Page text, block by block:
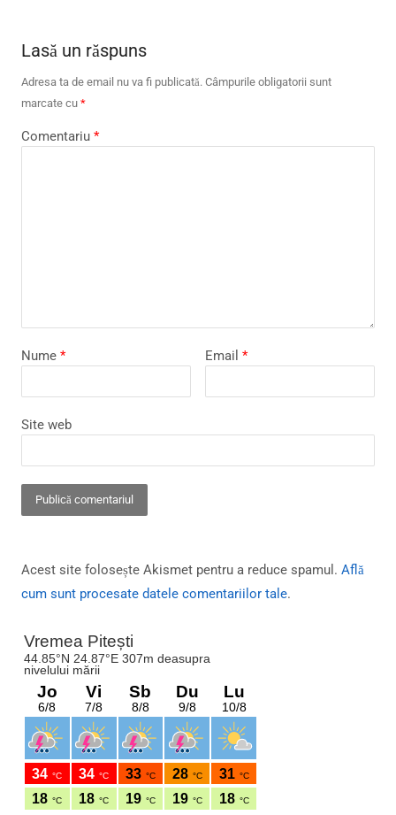
Lasă un răspuns
Adresa ta de email nu va fi publicată. Câmpurile obligatorii sunt
marcate cu *
Comentariu *
Nume * Email *
Site web
Acest site folosește Akismet pentru a reduce spamul. Află
cum sunt procesate datele comentariilor tale.